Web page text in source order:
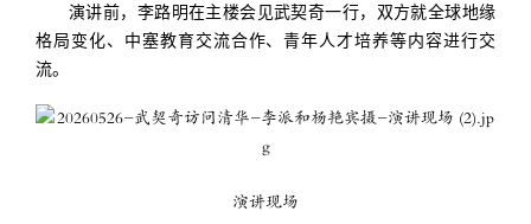
演讲前，李路明在主楼会见武契奇一行，双方就全球地缘
格局变化、中塞教育交流合作、青年人才培养等内容进行交
流。
演讲现场